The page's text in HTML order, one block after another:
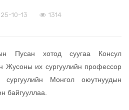
10-13 1314
Пусан хотод суугаа Консул
Жусоны их сургуулийн профессор
Монгол оюутнуудын
байгууллаа.